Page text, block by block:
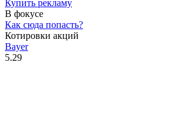
Купить рекламу
В фокусе
Как сюда попасть?
Котировки акций
Bayer
5.29